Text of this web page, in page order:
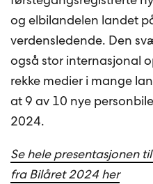
og elbilandelen landet
verdensledende. Den
også stor internasjonal
rekke medier i mange
at 9 av 10 nye
2024.
Se hele presentasjonen
fra Bilåret 2024 her